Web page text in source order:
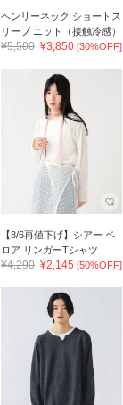
ヘンリーネック ショートス
リーブ ニット（接触冷感）
¥5,500 ¥3,850 [30%OFF]
【8/6再値下げ】シアー ベ
ロア リンガーTシャツ
¥4,290 ¥2,145 [50%OFF]